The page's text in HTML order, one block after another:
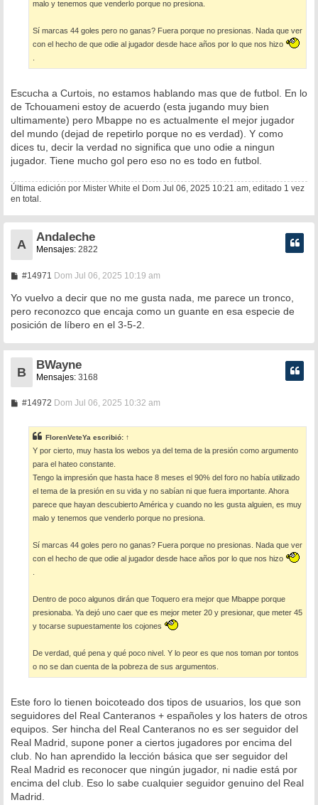
malo y tenemos que venderlo porque no presiona.
Sí marcas 44 goles pero no ganas? Fuera porque no presionas. Nada que ver
con el hecho de que odie al jugador desde hace años por lo que nos hizo
Escucha a Curtois, no estamos hablando mas que de futbol. En lo
de Tchouameni estoy de acuerdo (esta jugando muy bien
ultimamente) pero Mbappe no es actualmente el mejor jugador
del mundo (dejad de repetirlo porque no es verdad). Y como
dices tu, decir la verdad no significa que uno odie a ningun
jugador. Tiene mucho gol pero eso no es todo en futbol.
Última edición por Mister White el Dom Jul 06, 2025 10:21 am, editado 1 vez
en total.
A
Andaleche
Mensajes: 2822
#14971 M
n
s
a
j
Dom Jul 06, 2025 10:19 am
Yo vuelvo a decir que no me gusta nada, me parece un tronco,
pero reconozco que encaja como un guante en esa especie de
posición de líbero en el 3-5-2.
B
BWayne
Mensajes: 3168
#14972M
a
j
e
Dom Jul 06, 2025 10:32 am
FlorenVeteYa escribió: ↑
Y por cierto, muy hasta los webos ya del tema de la presión como argumento
para el hateo constante.
Tengo la impresión que hasta hace 8 meses el 90% del foro no había utilizado
el tema de la presión en su vida y no sabían ni que fuera importante. Ahora
parece que hayan descubierto América y cuando no les gusta alguien, es muy
malo y tenemos que venderlo porque no presiona.
Sí marcas 44 goles pero no ganas? Fuera porque no presionas. Nada que ver
con el hecho de que odie al jugador desde hace años por lo que nos hizo
.
Dentro de poco algunos dirán que Toquero era mejor que Mbappe porque
presionaba. Ya dejó uno caer que es mejor meter 20 y presionar, que meter 45
y tocarse supuestamente los cojones
De verdad, qué pena y qué poco nivel. Y lo peor es que nos toman por tontos
o no se dan cuenta de la pobreza de sus argumentos.
Este foro lo tienen boicoteado dos tipos de usuarios, los que son
seguidores del Real Canteranos + españoles y los haters de otros
equipos. Ser hincha del Real Canteranos no es ser seguidor del
Real Madrid, supone poner a ciertos jugadores por encima del
club. No han aprendido la lección básica que ser seguidor del
Real Madrid es reconocer que ningún jugador, ni nadie está por
encima del club. Eso lo sabe cualquier seguidor genuino del Real
Madrid.